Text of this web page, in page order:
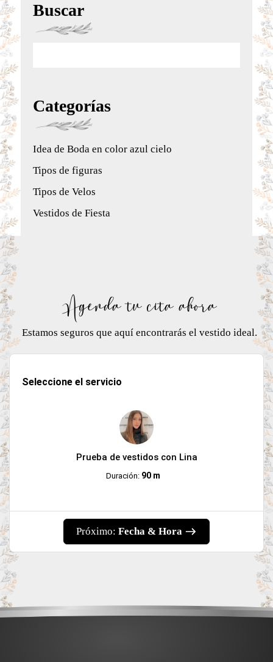
Buscar
Categorías
Idea de Boda en color azul cielo
Tipos de figuras
Tipos de Velos
Vestidos de Fiesta
Agenda tu cita ahora
Estamos seguros que aquí encontrarás el vestido ideal.
Seleccione el servicio
Prueba de vestidos con Lina
Duración: 90 m
Próximo: Fecha & Hora